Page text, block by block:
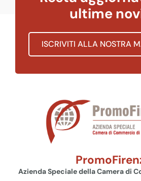
ultime
ISCRIVITI ALLA NOSTRA
Azienda Speciale della Camera di